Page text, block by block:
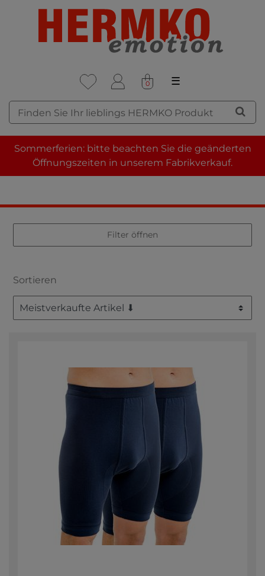
0 ☰
Sommerferien: bitte beachten Sie die geänderten
Öffnungszeiten in unserem Fabrikverkauf.
HERRENUNTERWÄSCHE IN
DER VORTEILSPACKUNG
Filter öffnen
Sortieren